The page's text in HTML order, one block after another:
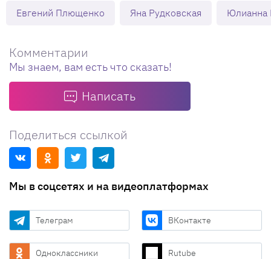
Евгений Плющенко Яна Рудковская Юлианна
Комментарии
Мы знаем, вам есть что сказать!
Написать
Поделиться ссылкой
Мы в соцсетях и на видеоплатформах
Телеграм ВКонтакте
Одноклассники Rutube